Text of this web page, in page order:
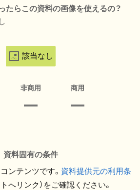
たらこの資料の画像を使えるの？
該当なし
非商用 商用
資料固有の条件
ンテンツです。 資料提供元の利用条
トへリンク）をご確認ください。